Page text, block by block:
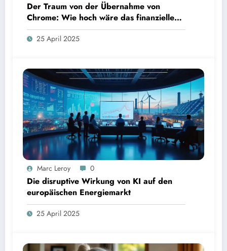
Der Traum von der Übernahme von
Chrome: Wie hoch wäre das finanzielle
Risiko?
25 April 2025
Marc Leroy 0
Die disruptive Wirkung von KI auf den
europäischen Energiemarkt
25 April 2025